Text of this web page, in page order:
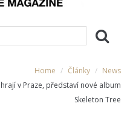
Home Články
News
v Praze, představí nové album
Skeleton Tree